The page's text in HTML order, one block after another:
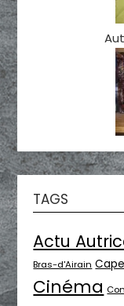
TAGS
Actu
Bras-d'Airain
Cinéma